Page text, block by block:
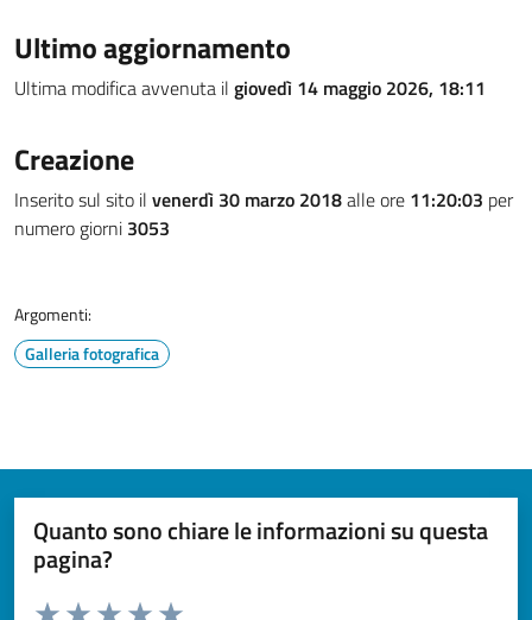
Ultimo aggiornamento
Ultima modifica avvenuta il giovedì 14 maggio 2026, 18:11
Creazione
Inserito sul sito il venerdì 30 marzo 2018alle ore 11:20:03 per
numero giorni 3053
Argomenti:
Galleria fotografica
Quanto sono chiare le informazioni su questa
pagina?
Valuta da 1 a 5 stelle la pagina